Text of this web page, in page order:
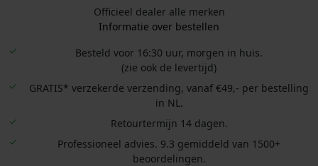
Officieel dealer alle merken
Informatie over bestellen
Besteld voor 16:30 uur, morgen in huis.
(zie ook de levertijd)
GRATIS* verzekerde verzending, vanaf €49,- per bestelling
in NL.
Retourtermijn 14 dagen.
Professioneel advies. 9.3 gemiddeld van 1500+
beoordelingen.